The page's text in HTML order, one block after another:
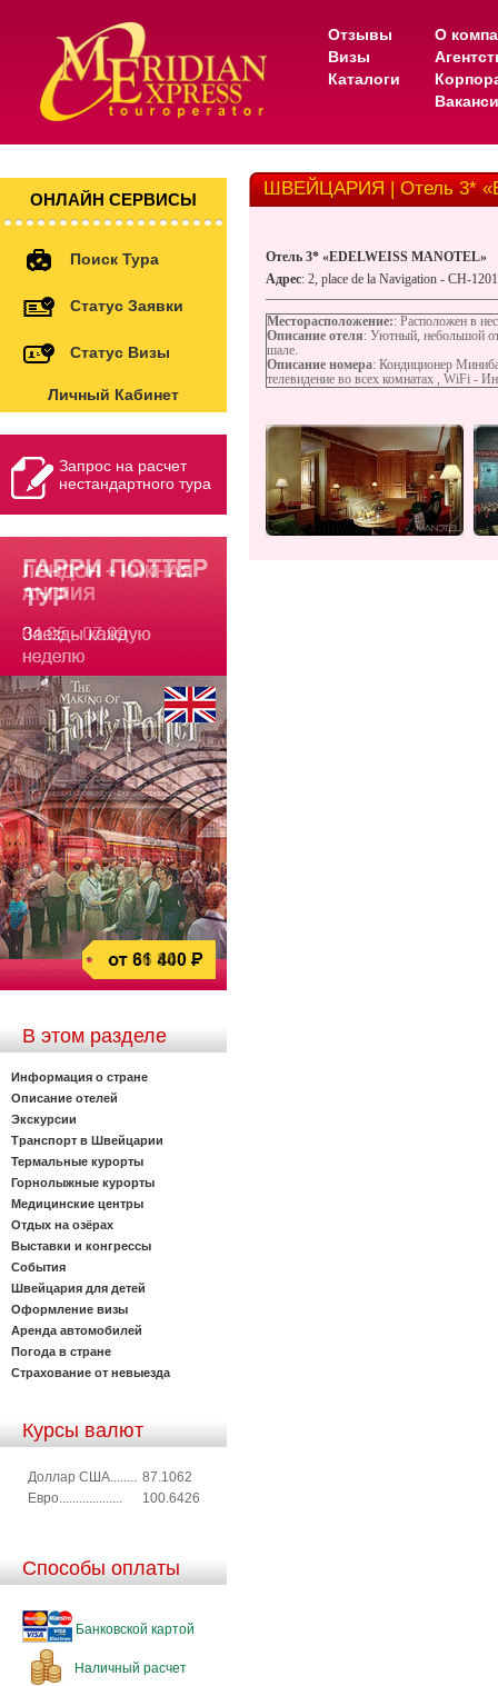
Отзывы
Визы
Каталоги
О
ОНЛАЙН СЕРВИСЫ
Поиск Тура
Статус Заявки
Статус Визы
Личный Кабинет
Запрос на расчет
нестандартного тура
В этом разделе
Информация о стране
Описание отелей
Экскурсии
Транспорт в Швейцарии
Термальные курорты
Горнолыжные курорты
Медицинские центры
Отдых на озёрах
Выставки и конгрессы
События
Швейцария для детей
Оформление визы
Аренда автомобилей
Погода в стране
Страхование от невыезда
Курсы валют
Доллар США........ 87.1062
Евро...................
100.6426
Способы оплаты
Банковской картой
Наличный расчет
ШВЕЙЦАРИЯ | Отель 3*
Отель 3* «EDELWEISS MANOTEL»
Адрес: 2, place de la Navigation - CH-
Месторасположение:: Расположен в
Описание отеля: Уютный, небольшой
шале.
Описание номера: Кондиционер
телевидение во всех комнатах , WiFi -